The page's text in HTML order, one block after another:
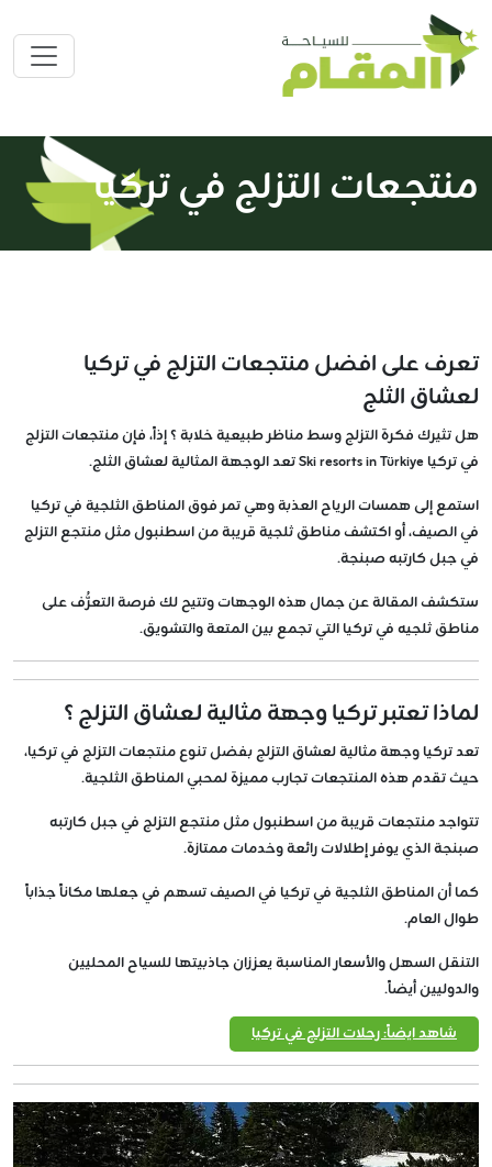
منتجعات التزلج في تركيا
تعرف على افضل منتجعات التزلج في تركيا
لعشاق الثلج
هل تثيرك فكرة التزلج وسط مناظر طبيعية خلابة ؟ إذاً، فإن منتجعات التزلج
في تركيا Ski resorts in Türkiye تعد الوجهة المثالية لعشاق الثلج.
استمع إلى همسات الرياح العذبة وهي تمر فوق المناطق الثلجية في تركيا
في الصيف، أو اكتشف مناطق ثلجية قريبة من اسطنبول مثل منتجع التزلج
في جبل كارتبه صبنجة.
ستكشف المقالة عن جمال هذه الوجهات وتتيح لك فرصة التعرُّف على
مناطق ثلجيه في تركيا التي تجمع بين المتعة والتشويق.
لماذا تعتبر تركيا وجهة مثالية لعشاق التزلج ؟
تعد تركيا وجهة مثالية لعشاق التزلج بفضل تنوع منتجعات التزلج في تركيا،
حيث تقدم هذه المنتجعات تجارب مميزة لمحبي المناطق الثلجية.
تتواجد منتجعات قريبة من اسطنبول مثل منتجع التزلج في جبل كارتبه
صبنجة الذي يوفر إطلالات رائعة وخدمات ممتازة.
كما أن المناطق الثلجية في تركيا في الصيف تسهم في جعلها مكاناً جذاباً
طوال العام.
التنقل السهل والأسعار المناسبة يعززان جاذبيتها للسياح المحليين
والدوليين أيضاً.
شاهد ايضاً: رحلات التزلج في تركيا